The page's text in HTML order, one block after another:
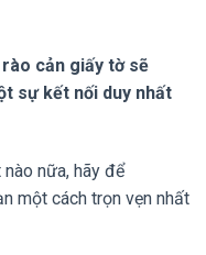
cản giấy tờ sẽ
sự kết nối duy nhất
nữa, hãy để
một cách trọn vẹn nhất